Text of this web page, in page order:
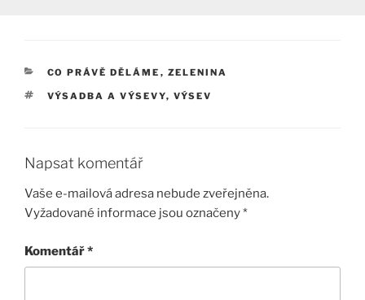
RUBRIKY
CO PRÁVĚ DĚLÁME , ZELENINA
ŠTÍTKY
VÝSADBA A VÝSEVY, VÝSEV
Napsat komentář
Vaše e-mailová adresa nebude zveřejněna.
Vyžadované informace jsou označeny*
Komentář*